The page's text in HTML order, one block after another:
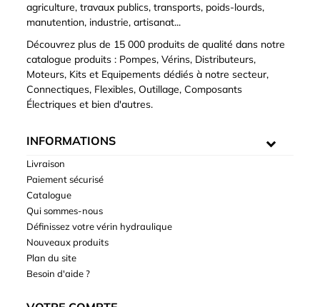
agriculture, travaux publics, transports, poids-lourds,
manutention, industrie, artisanat...
Découvrez plus de 15 000 produits de qualité dans notre
catalogue produits : Pompes, Vérins, Distributeurs,
Moteurs, Kits et Equipements dédiés à notre secteur,
Connectiques, Flexibles, Outillage, Composants
Électriques et bien d'autres.
INFORMATIONS
Livraison
Paiement sécurisé
Catalogue
Qui sommes-nous
Définissez votre vérin hydraulique
Nouveaux produits
Plan du site
Besoin d'aide ?